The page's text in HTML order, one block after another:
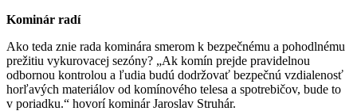
Kominár radí
Ako teda znie rada kominára smerom k bezpečnému a pohodlnému
prežitiu vykurovacej sezóny? „Ak komín prejde pravidelnou
odbornou kontrolou a ľudia budú dodržovať bezpečnú vzdialenosť
horľavých materiálov od komínového telesa a spotrebičov, bude to
v poriadku.“ hovorí kominár Jaroslav Struhár.